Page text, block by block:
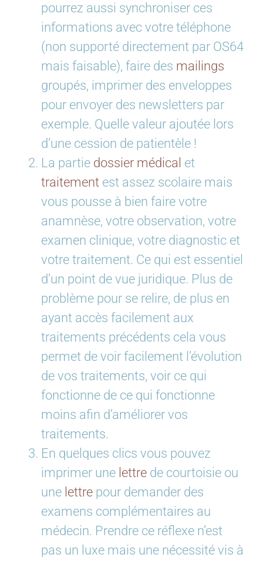
pourrez aussi synchroniser ces
informations avec votre téléphone
(non supporté directement par OS64
mais faisable), faire des mailings
groupés, imprimer des enveloppes
pour envoyer des newsletters par
exemple. Quelle valeur ajoutée lors
d’une cession de patientèle !
La partie dossier médical et
traitement est assez scolaire mais
vous pousse à bien faire votre
anamnèse, votre observation, votre
examen clinique, votre diagnostic et
votre traitement. Ce qui est essentiel
d’un point de vue juridique. Plus de
problème pour se relire, de plus en
ayant accès facilement aux
traitements précédents cela vous
permet de voir facilement l’évolution
de vos traitements, voir ce qui
fonctionne de ce qui fonctionne
moins afin d’améliorer vos
traitements.
En quelques clics vous pouvez
imprimer une lettre de courtoisie ou
une lettre pour demander des
examens complémentaires au
médecin. Prendre ce réflexe n’est
pas un luxe mais une nécessité vis à